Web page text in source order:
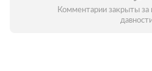
Комментарии закрыты за